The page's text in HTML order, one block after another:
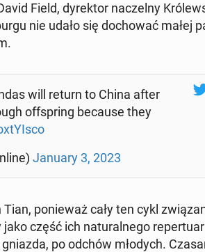
Field, dy­rek­tor na­czel­ny
nie udało się do­cho­wać małej
will return to China after
of­fspring because they
January 3, 2023
po­nie­waż cały ten cykl
część ich na­tu­ral­ne­go
po odchów młodych.